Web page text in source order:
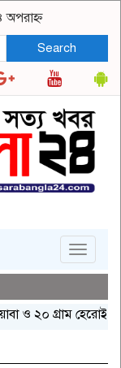
Search
Toggle
২০ গ্রাম হেরোইনসহ